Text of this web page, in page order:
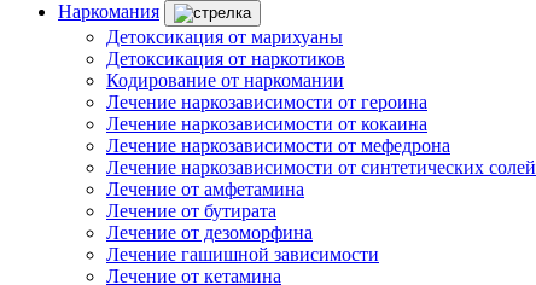
Наркомания
Детоксикация от марихуаны
Детоксикация от наркотиков
Кодирование от наркомании
Лечение наркозависимости от героина
Лечение наркозависимости от кокаина
Лечение наркозависимости от мефедрона
Лечение наркозависимости от синтетических солей
Лечение от амфетамина
Лечение от бутирата
Лечение от дезоморфина
Лечение гашишной зависимости
Лечение от кетамина